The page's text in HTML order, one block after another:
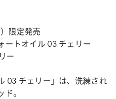
限定発売
トオイル 03 チェリー
ー
03 チェリー」は、洗練され
。